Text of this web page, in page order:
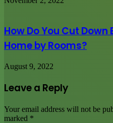
How Do You Cut
Home by Rooms?
August 9, 2022
Leave a Reply
Your email address will not be
marked *